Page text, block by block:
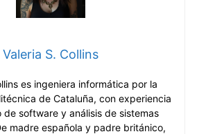
Valeria S. Collins
es ingeniera informática por la
de Cataluña, con experiencia
de software y análisis de sistemas
madre española y padre británico,